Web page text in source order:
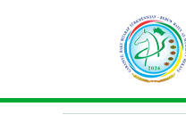
\
ПОЛИТИКА